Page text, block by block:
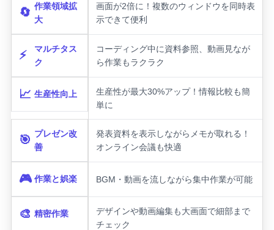
🔄 作業領域拡
大
画面が2倍に！複数のウィンドウを同時表
示できて便利
⚡
マルチタス
ク
コーディング中に資料参照、動画見なが
ら作業もラクラク
📈 生産性向上
生産性が最大30%アップ！情報比較も簡
単に
🎯 プレゼン改
善
発表資料を表示しながらメモが取れる！
オンライン会議も快適
🎮 作業と娯楽 BGM・動画を流しながら集中作業が可能
🎨 精密作業
デザインや動画編集も大画面で細部まで
チェック